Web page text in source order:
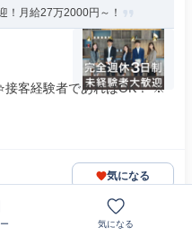
！月給27万2000円～！
接客経験者であればOK！ ※
気になる
気になる